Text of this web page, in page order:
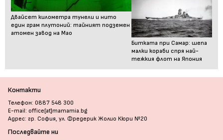
Двайсет километра тунели и нито
един грам плутоний: тайният подземен
атомен завод на Мао
Битката при Самар: шепа
малки кораби спря най-
тежкия флот на Япония
Контакти
Телефон: 0887 548 300
E-mail: office[at]mamamia.bg
Адрес: гр. София, ул. Фредерик Жолио Кюри №20
Последвайте ни